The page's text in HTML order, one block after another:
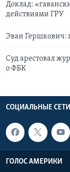
Доклад:
действиями ГРУ
Эван Гершкович:
Суд арестовал
о ФБК
СОЦИАЛЬНЫЕ СЕТИ
ГОЛОС АМЕРИКИ